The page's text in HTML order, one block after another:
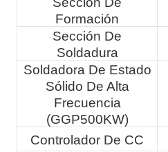
Formación
Sección De
Soldadura
Soldadora De Estado
Sólido De Alta
Frecuencia
(GGP500KW)
Controlador De CC